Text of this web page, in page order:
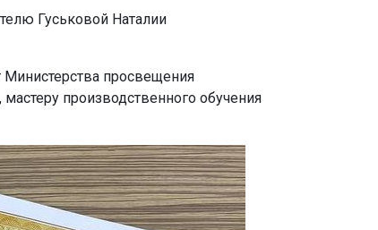
Гуськовой Наталии
Министерства просвещения
производственного обучения